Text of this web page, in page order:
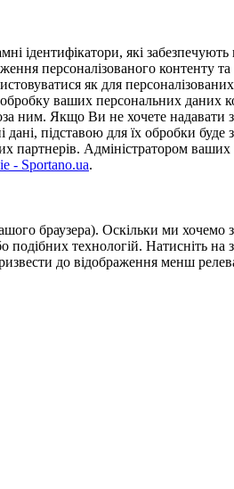
ідентифікатори, які
персоналізованого контенту
як для
ваших персональних даних
ним. Якщо Ви не хочете надавати
підставою для їх обробки буде
партнерів. Адміністратором
- Sportano.ua.
браузера). Оскільки ми
технологій. Натисніть на
до відображення менш